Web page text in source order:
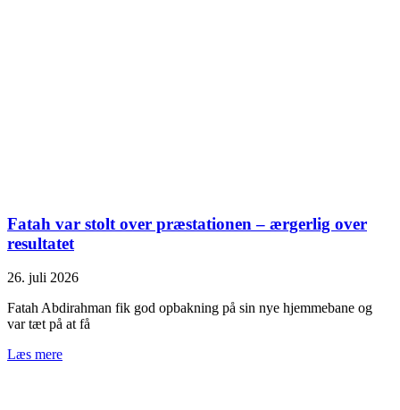
Fatah var stolt over præstationen – ærgerlig over
resultatet
26. juli 2026
Fatah Abdirahman fik god opbakning på sin nye hjemmebane og
var tæt på at få
Læs mere